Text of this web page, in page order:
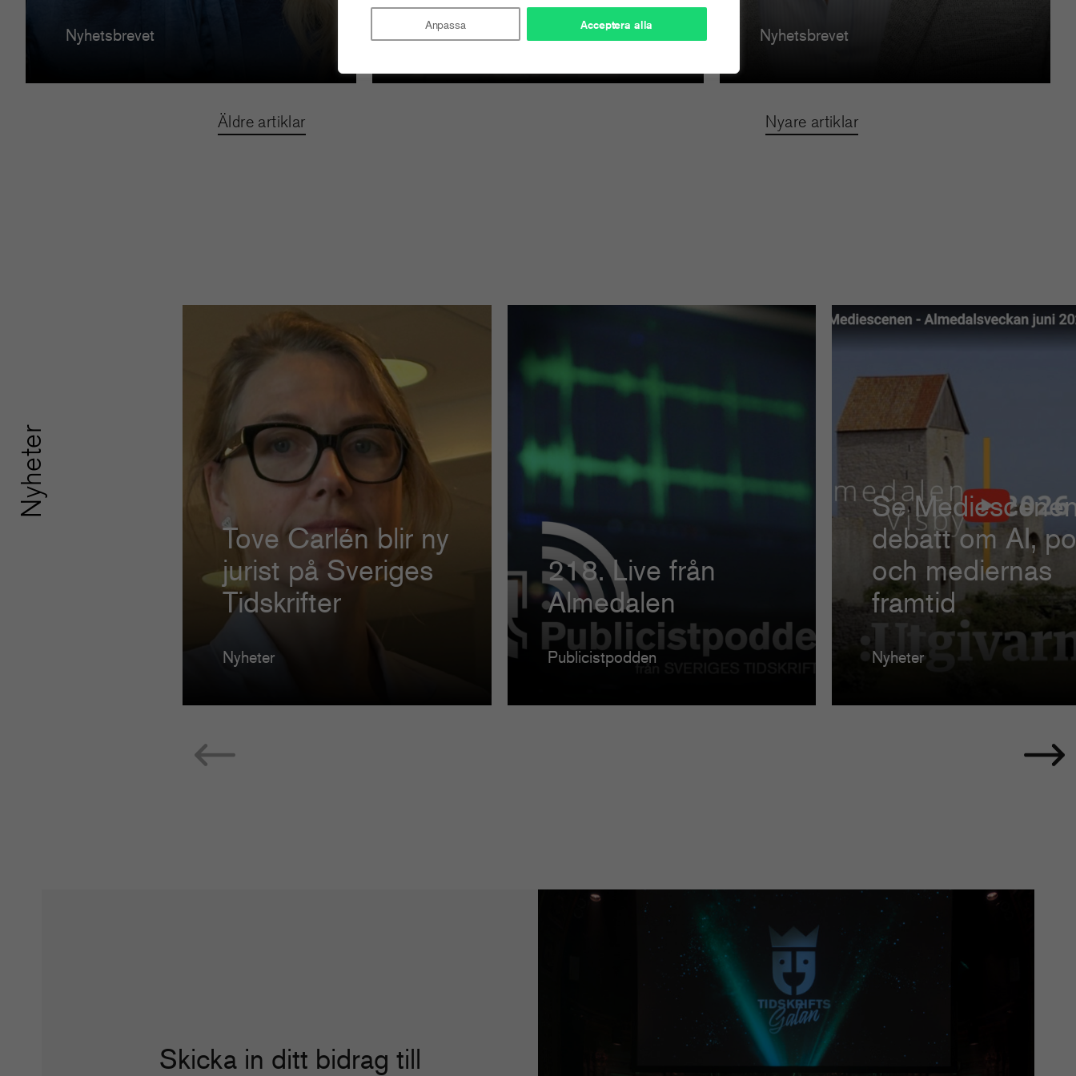
Anpassa Acceptera alla
Nyhetsbrevet Tidskriftspriset Nyhetsbrevet
Äldre artiklar Nyare artiklar
Nyheter
Tove Carlén blir ny
jurist på Sveriges
Tidskrifter
Nyheter
218. Live från
Almedalen
Publicistpodden
Se
debatt om AI,
och mediernas
framtid
Nyheter
Skicka in ditt bidrag till